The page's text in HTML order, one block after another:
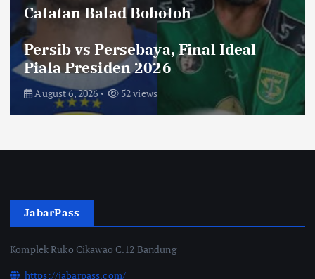
Hiburan
Toko Perlengkapan Mayat, Bisa
Laku dengan Syarat ini, Ngeri …!
Saksikan di Bioskop
August 3, 2026 69 views
JabarPass
Komplek Ruko Cikawao C.12 Bandung
https://jabarpass.com/